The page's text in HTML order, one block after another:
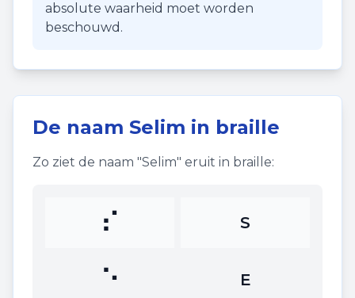
absolute waarheid moet worden
beschouwd.
De naam Selim in braille
Zo ziet de naam "Selim" eruit in braille:
⠎ S
⠑ E